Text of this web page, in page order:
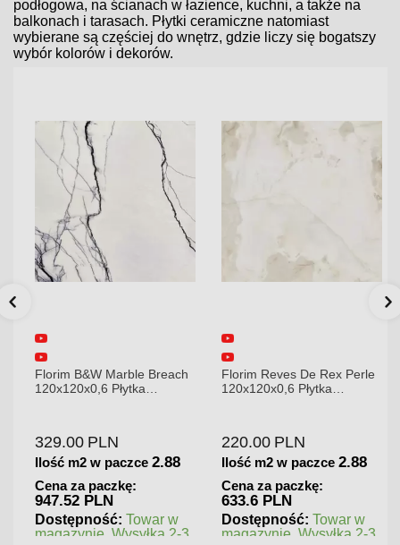
podłogowa, na ścianach w łazience, kuchni, a także na
balkonach i tarasach. Płytki ceramiczne natomiast
wybierane są częściej do wnętrz, gdzie liczy się bogatszy
wybór kolorów i dekorów.
Florim B&W Marble Breach
120x120x0,6 Płytka
329.00 PLN
Ilość m2 w paczce 2.88
Cena za paczkę:
947.52 PLN
Dostępność: Towar w
magazynie. Wysyłka 2-3
Florim Reves De Rex Perle
120x120x0,6 Płytka
220.00 PLN
Ilość m2 w paczce 2.88
Cena za paczkę:
633.6 PLN
Dostępność: Towar w
magazynie. Wysyłka 2-3